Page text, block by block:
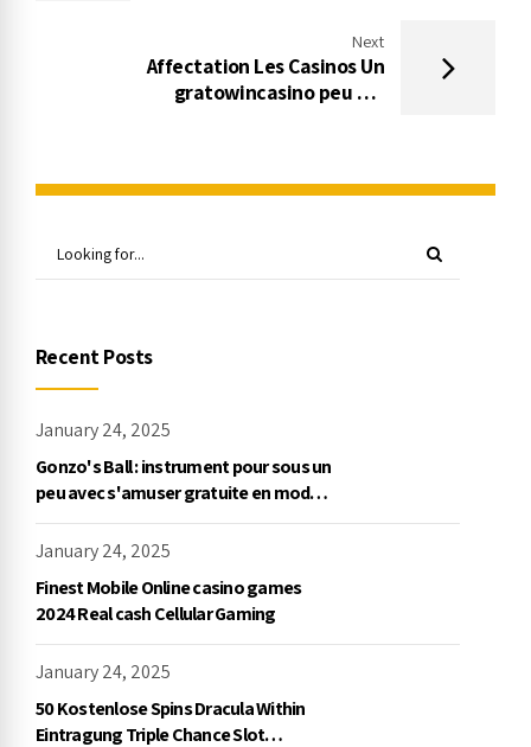
Next
Affectation Les Casinos Un
gratowincasino peu Via
Recent Posts
January 24, 2025
Gonzo's Ball : instrument pour sous un
peu avec s'amuser gratuite en mode
démo, NetEnt
January 24, 2025
Finest Mobile Online casino games
2024 Real cash Cellular Gaming
January 24, 2025
50 Kostenlose Spins Dracula Within
Eintragung Triple Chance Slot